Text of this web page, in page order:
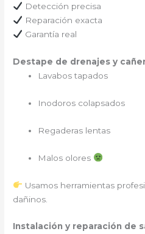
Detección precisa
Reparación exacta
Garantía real
Destape de drenajes y
Lavabos tapados
Inodoros colapsados
Regaderas lentas
Malos olores
Usamos herramientas
dañinos.
Instalación y reparación de